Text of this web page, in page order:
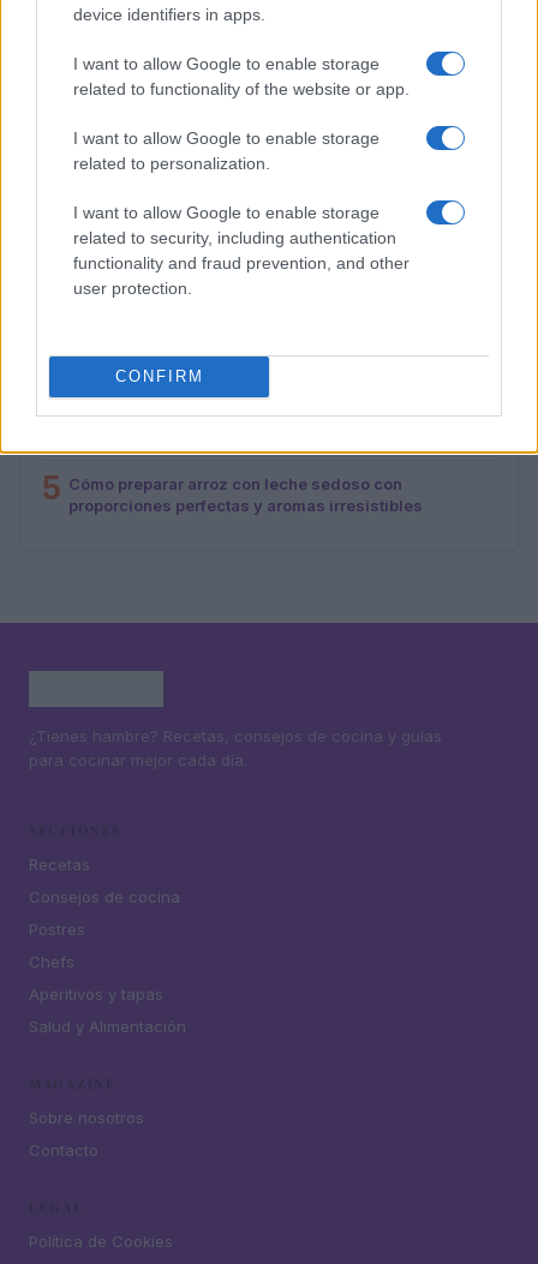
device identifiers in apps.
I want to allow Google to enable storage
related to functionality of the website or app.
I want to allow Google to enable storage
related to personalization.
I want to allow Google to enable storage
related to security, including authentication
functionality and fraud prevention, and other
user protection.
CONFIRM
Descubre los secretos de los postres tradicionales
Andrés Navarro · 9 Ago 2026
MÁS LEÍDOS
Cómo hacer sushi de oreo: ingredientes y preparación
Día mundial de la tarta de queso 2026: recetas y
curiosidades
3
texturas
4 Cómo hacer tarta de queso en freidora de aire
5 Cómo preparar arroz con leche sedoso con
proporciones perfectas y aromas irresistibles
¿Tienes hambre? Recetas, consejos de cocina y guías
para cocinar mejor cada día.
Recetas
Consejos de cocina
Postres
Chefs
Aperitivos y tapas
Salud y Alimentación
Sobre nosotros
Contacto
Política de Cookies